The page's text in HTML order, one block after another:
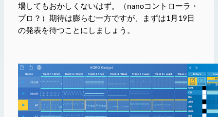
場してもおかしくないはず。（nanoコントローラ・
プロ？）期待は膨らむ一方ですが、まずは1月19日
の発表を待つことにしましょう。